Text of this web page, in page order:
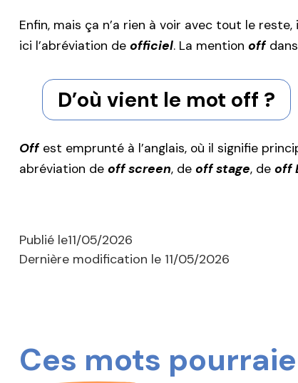
Enfin, mais ça n’a rien à voir avec tout le
ici l’abréviation de officiel. La mention off
D’où vient le mot off ?
Off est emprunté à l’anglais, où il signifie
abréviation de off screen, de off stage, de off
Publié le11/05/2026
Dernière modification le 11/05/2026
Ces mots